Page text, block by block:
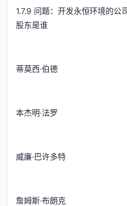
1.7.9 问题：开发永恒环境的公
股东是谁
蒂莫西·伯德
本杰明·法罗
威廉·巴许多特
詹姆斯·布朗克